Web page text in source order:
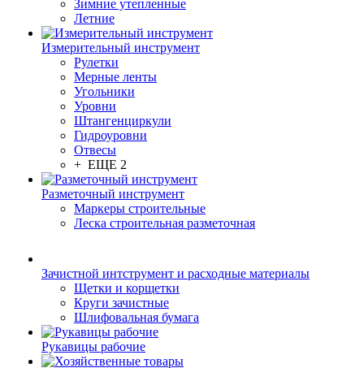
Зимние утепленные
Летние
Измерительный инструмент
Рулетки
Мерные ленты
Угольники
Уровни
Штангенциркули
Гидроуровни
Отвесы
+ ЕЩЕ 2
Разметочный инструмент
Маркеры строительные
Леска строительная разметочная
Зачистной интструмент и расходные материалы
Щетки и корщетки
Круги зачистные
Шлифовальная бумага
Рукавицы рабочие